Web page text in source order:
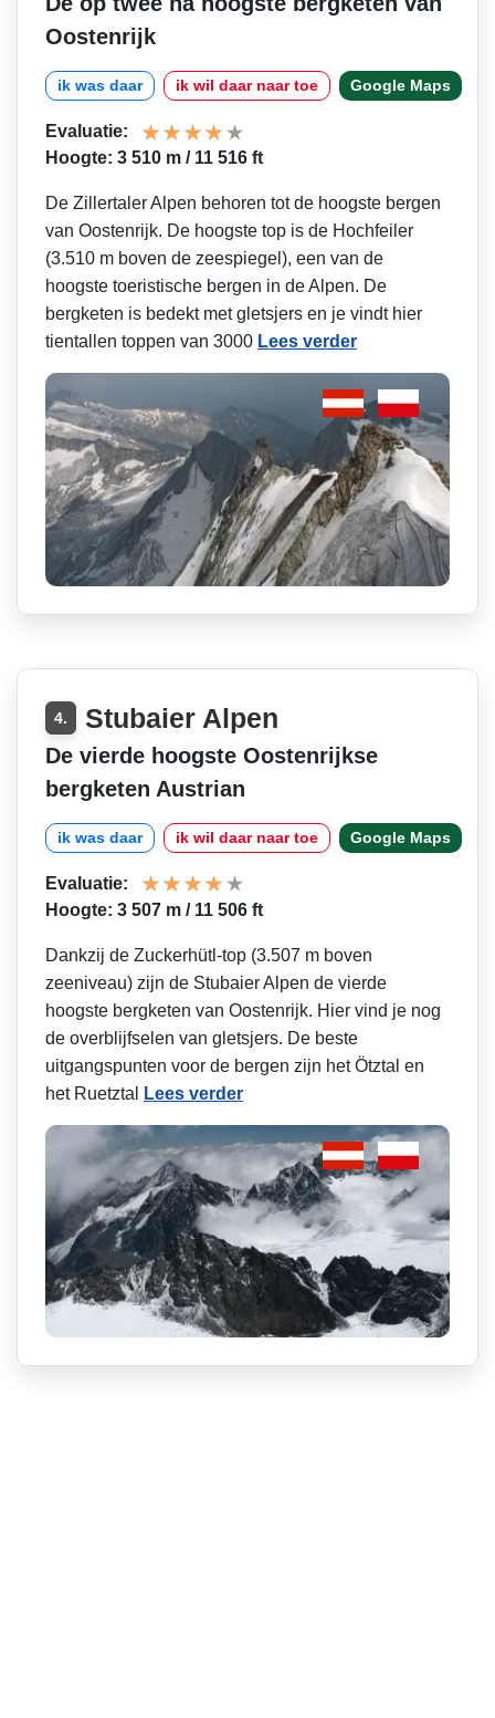
Oostenrijk
ik was daar ik wil daar naar toe Google Maps
Evaluatie:
Hoogte: 3 510 m / 11 516 ft
De Zillertaler Alpen behoren tot de hoogste bergen
van Oostenrijk. De hoogste top is de Hochfeiler
(3.510 m boven de zeespiegel), een van de
hoogste toeristische bergen in de Alpen. De
bergketen is bedekt met gletsjers en je vindt hier
tientallen toppen van 3000 Lees verder
4. Stubaier Alpen
De vierde hoogste Oostenrijkse
bergketen Austrian
ik was daar ik wil daar naar toe Google Maps
Evaluatie:
Hoogte: 3 507 m / 11 506 ft
Dankzij de Zuckerhütl-top (3.507 m boven
zeeniveau) zijn de Stubaier Alpen de vierde
hoogste bergketen van Oostenrijk. Hier vind je nog
de overblijfselen van gletsjers. De beste
uitgangspunten voor de bergen zijn het Ötztal en
het Ruetztal
Lees verder